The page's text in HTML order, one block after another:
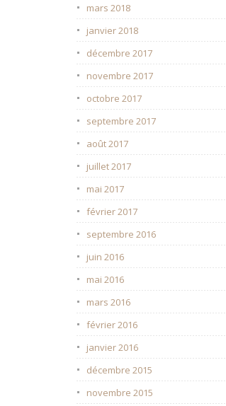
mars 2018
janvier 2018
décembre 2017
novembre 2017
octobre 2017
septembre 2017
août 2017
juillet 2017
mai 2017
février 2017
septembre 2016
juin 2016
mai 2016
mars 2016
février 2016
janvier 2016
décembre 2015
novembre 2015